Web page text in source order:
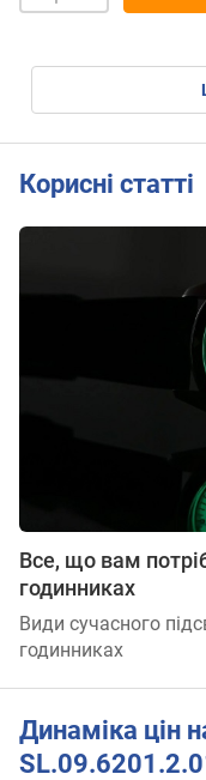
Корисні статті
Все, що вам
годинниках
Види сучасного
годинниках
Динаміка цін